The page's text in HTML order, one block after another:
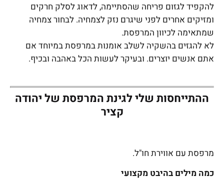
להקפיד לגזום פריחה שהסתיימה, לדאוג לסלק חרקים
ומזיקים אחרים לפני שיגרם נזק לצמחיה. לבחור צמחיה
שמתאימה לכיוון המרפסת.
לא להגזים בהשקיה לשלב אומנות במרפסת במיוחד אם
אתם אנשים יוצרים. ובעיקר לעשות הכל באהבה ובכיף.
ההתייחסות שלי לגינת המרפסת של יהודה
קציר
מרפסת עם אווירת חו"ל.
כמה מילים בהיבט מקצועי